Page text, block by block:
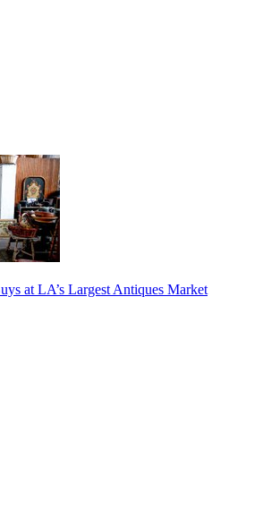
at LA’s Largest Antiques Market